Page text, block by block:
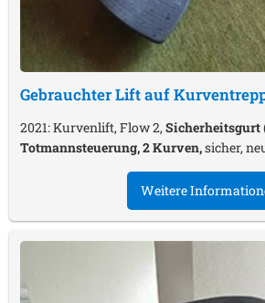
Gebrauchter Lift auf
2021: Kurvenlift, Flow 2, Sicherheitsgurt
Totmannsteuerung, 2 Kurven,sicher,
Weitere